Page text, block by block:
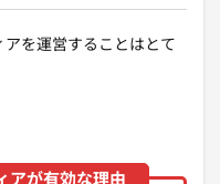
を運営することはとて